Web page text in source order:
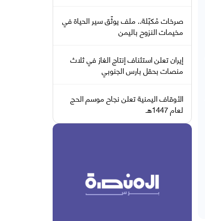
صرخات مُكبّلة.. ملف يوثّق سير الحياة في
مخيمات النزوح باليمن
إيران تعلن استئناف إنتاج الغاز في ثلاث
منصات بحقل بارس الجنوبي
الأوقاف اليمنية تعلن نجاح موسم الحج
لعام 1447هـ